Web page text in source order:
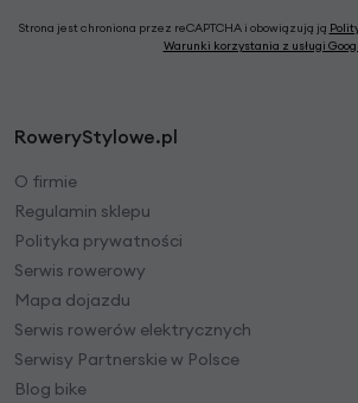
Strona jest chroniona przez reCAPTCHA i obowiązują ją
Warunki korzystania z usługi
RoweryStylowe.pl
O firmie
Regulamin sklepu
Polityka prywatności
Serwis rowerowy
Mapa dojazdu
Serwis rowerów elektrycznych
Serwisy Partnerskie w Polsce
Blog bike